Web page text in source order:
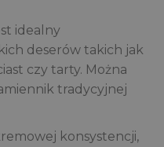
idealny
deserów takich jak
czy tarty. Można
tradycyjnej
konsystencji,